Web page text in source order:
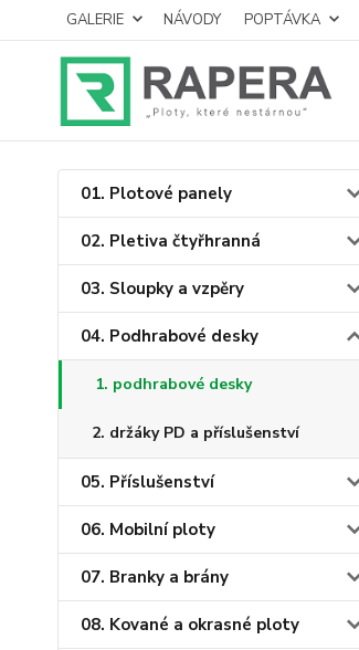
GALERIE NÁVODY POPTÁVKA
01. Plotové panely
02. Pletiva čtyřhranná
03. Sloupky a vzpěry
04. Podhrabové desky
1. podhrabové desky
2. držáky PD a příslušenství
05. Příslušenství
06. Mobilní ploty
07. Branky a brány
08. Kované a okrasné ploty